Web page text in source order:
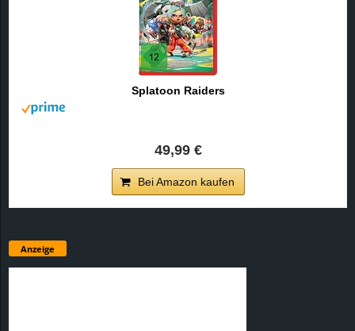
Splatoon Raiders
49,99 €
Bei Amazon kaufen
Anzeige